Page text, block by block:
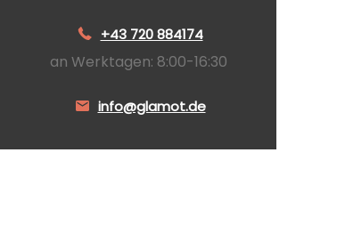
+43 720 884174
an Werktagen: 8:00-16:30
info@glamot.de